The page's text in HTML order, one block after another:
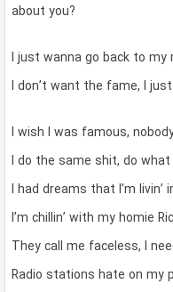
about you?
I just wanna go back to my
I don’t want the fame, I
I wish I was famous,
I do the same shit, do
I had dreams that I’m livin’
I’m chillin’ with my homie
They call me faceless, I
Radio stations hate on my